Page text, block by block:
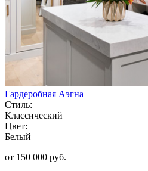
Гардеробная Аэгна
Стиль:
Классический
Цвет:
Белый
от 150 000 руб.